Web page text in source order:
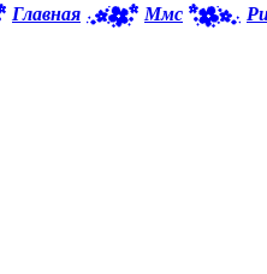
Главная Ммс